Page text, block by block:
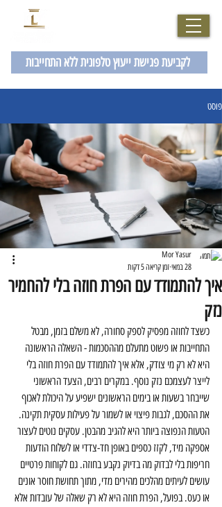
לקביעת פגישת ייעוץ טלפונית ללא התחייבות
פוסט
איך להתמודד עם הפרת חוזה בלי להחמיר
נזק
Mor Yasur
28 במאי
זמן קריאה 5 דקות
כשצד לחוזה מפסיק לספק סחורה, לא משלם בזמן, מבטל
התחייבות או פשוט מתעלם מההסכמות - השאלה הראשונה
היא לא רק מי צודק, אלא איך להתמודד עם הפרת חוזה בלי
לייצר לעצמכם נזק נוסף. במקרים רבים, הצעד הראשוני
שייבחר בשעות או בימים הראשונים ישפיע על היכולת לאכוף
את ההסכם, לגבות פיצוי או לשמור על פעילות עסקית תקינה.
הטעות הנפוצה ביותר היא להגיב מהבטן. עסקים נוטים לעצור
אספקה מיד, לקזז כספים באופן חד-צדדי או לשלוח הודעות
חריפות בלי לבדוק מה בדיוק נקבע בחוזה. גם לקוחות פרטיים
עושים לעיתים מהלכים מהירים מדי, מתוך תחושת חוסר אונים
או כעס. בפועל, הפרת חוזה היא לא רק שאלה של עובדות אלא